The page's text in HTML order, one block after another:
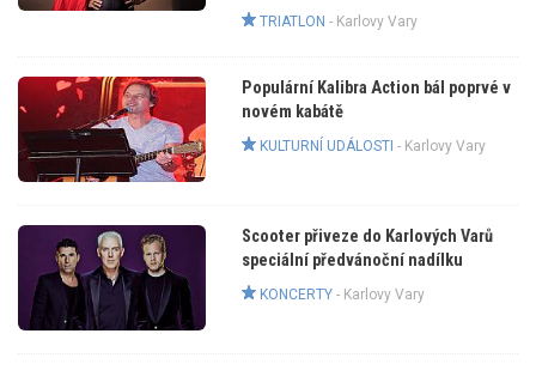
TRIATLON - Karlovy Vary
Populární Kalibra Action bál poprvé v
novém kabátě
KULTURNÍ UDÁLOSTI - Karlovy Vary
Scooter přiveze do Karlových Varů
speciální předvánoční nadílku
KONCERTY- Karlovy Vary